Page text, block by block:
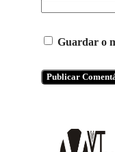
Guardar o